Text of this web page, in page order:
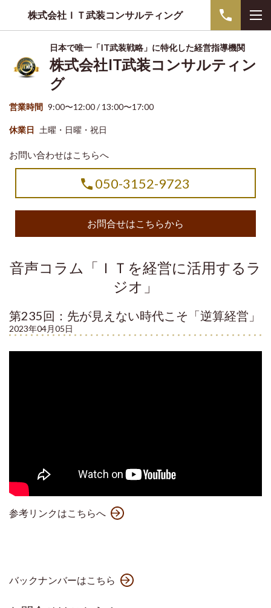
株式会社ＩＴ武装コンサルティング
日本で唯一「IT武装戦略」に特化した経営指導機関
株式会社IT武装コンサルティン
グ
営業時間 9:00〜12:00 / 13:00〜17:00
休業日 土曜・日曜・祝日
お問い合わせはこちらへ
050-3152-9723
お問合せはこちらから
音声コラム「ＩＴを経営に活用するラ
ジオ」
第235回：先が見えない時代こそ「逆算経営」
2023年04月05日
参考リンクはこちらへ
バックナンバーはこちら